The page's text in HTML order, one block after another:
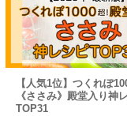
【人気1位】つくれぽ
《ささみ》殿堂入り神
TOP31